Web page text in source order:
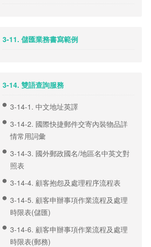
3-11. 儲匯業務書寫範例
3-14. 雙語查詢服務
3-14-1. 中文地址英譯
3-14-2. 國際快捷郵件交寄內裝物品詳
情常用詞彙
3-14-3. 國外郵政國名/地區名中英文對
照表
3-14-4. 顧客抱怨及處理程序流程表
3-14-5. 顧客申辦事項作業流程及處理
時限表(儲匯)
3-14-6. 顧客申辦事項作業流程及處理
時限表(郵務)